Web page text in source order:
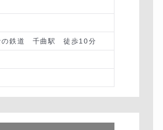
の鉄道 千曲駅 徒歩10分